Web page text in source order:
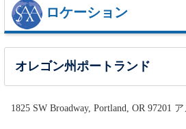
ロケーション
オレゴン州ポートランド
1825 SW Broadway, Portland, OR 97201